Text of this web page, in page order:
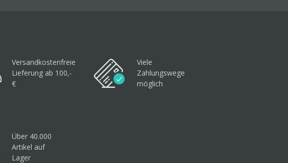
Versandkostenfreie
Lieferung ab 100,-
€
Viele
Zahlungswege
möglich
Über 40.000
Artikel auf
Lager